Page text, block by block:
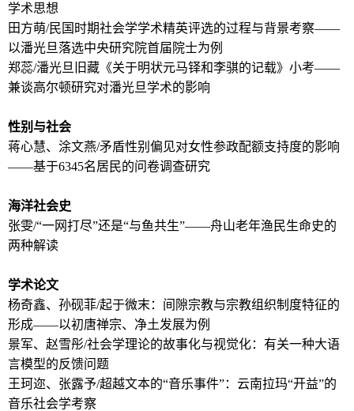
学术思想
田方萌/民国时期社会学学术精英评选的过程与背景考察——
以潘光旦落选中央研究院首届院士为例
郑蕊/潘光旦旧藏《关于明状元马铎和李骐的记载》小考——
兼谈高尔顿研究对潘光旦学术的影响
性别与社会
蒋心慧、涂文燕/矛盾性别偏见对女性参政配额支持度的影响
——基于6345名居民的问卷调查研究
海洋社会史
张雯/“一网打尽”还是“与鱼共生”——舟山老年渔民生命史的
两种解读
学术论文
杨奇鑫、孙砚菲/起于微末：间隙宗教与宗教组织制度特征的
形成——以初唐禅宗、净土发展为例
景军、赵雪彤/社会学理论的故事化与视觉化：有关一种大语
言模型的反馈问题
王珂迩、张露予/超越文本的“音乐事件”：云南拉玛“开益”的
音乐社会学考察